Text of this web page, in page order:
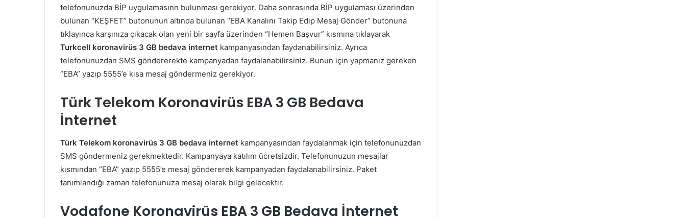
telefonunuzda BİP uygulamasınn bulunması gerekiyor. Daha sonrasında BİP uygulaması üzerinden
bulunan “KEŞFET” butonunun altında bulunan “EBA Kanalını Takip Edip Mesaj Gönder” butonuna
tıklayınca karşınıza çıkacak olan yeni bir sayfa üzerinden “Hemen Başvur” kısmına tıklayarak
Turkcell koronavirüs 3 GB bedava internet kampanyasından faydanabilirsiniz. Ayrıca
telefonunuzdan SMS göndererekte kampanyadan faydalanabilirsiniz. Bunun için yapmanız gereken
“EBA” yazıp 5555’e kısa mesaj göndermeniz gerekiyor.
Türk Telekom Koronavirüs EBA 3 GB Bedava
İnternet
Türk Telekom koronavirüs 3 GB bedava internet kampanyasından faydalanmak için telefonunuzdan
SMS göndermeniz gerekmektedir. Kampanyaya katılım ücretsizdir. Telefonunuzun mesajlar
kısmından “EBA” yazıp 5555’e mesaj göndererek kampanyadan faydalanabilirsiniz. Paket
tanımlandığı zaman telefonunuza mesaj olarak bilgi gelecektir.
Vodafone Koronavirüs EBA 3 GB Bedava İnternet